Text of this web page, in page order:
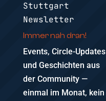
Stuttgart
Newsletter
Immer nah dran!
Events, Circle-Updates
und Geschichten aus
der Community —
einmal im Monat, kein